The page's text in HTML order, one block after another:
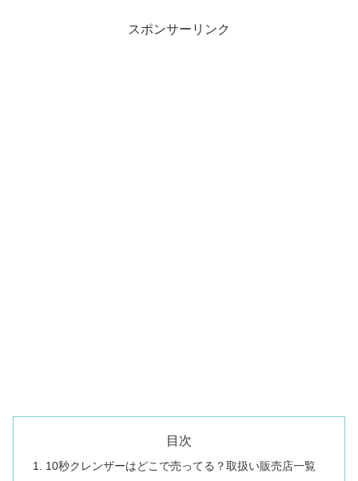
スポンサーリンク
目次
10秒クレンザーはどこで売ってる？取扱い販売店一覧